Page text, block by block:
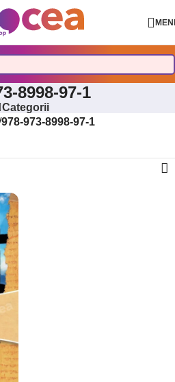
8998-97-1
Categorii
978-973-8998-97-1